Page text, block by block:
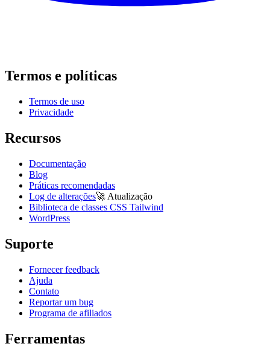
Termos e políticas
Termos de uso
Privacidade
Recursos
Documentação
Blog
Práticas recomendadas
Log de alterações🚀 Atualização
Biblioteca de classes CSS Tailwind
WordPress
Suporte
Fornecer feedback
Ajuda
Contato
Reportar um bug
Programa de afiliados
Ferramentas